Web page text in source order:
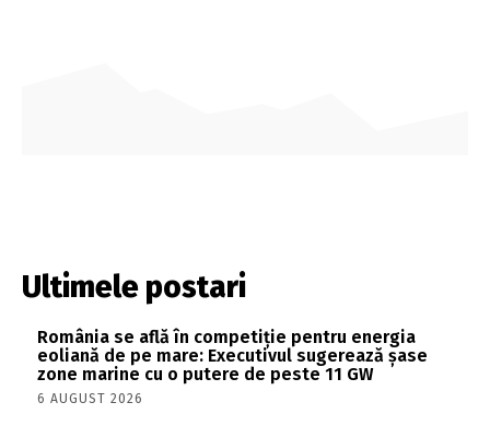
Ultimele postari
România se află în competiție pentru energia
eoliană de pe mare: Executivul sugerează șase
zone marine cu o putere de peste 11 GW
6 AUGUST 2026